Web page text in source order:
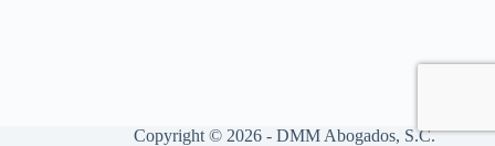
Copyright © 2026 - DMM Abogados, S.C.